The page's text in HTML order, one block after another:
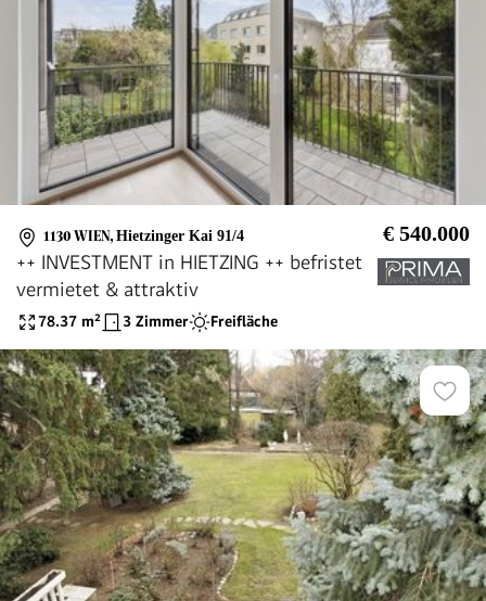
1130 WIEN, Hietzinger Kai 91/4 € 540.000
++ INVESTMENT in HIETZING ++ befristet
vermietet & attraktiv
78.37 m² 3 Zimmer Freifläche